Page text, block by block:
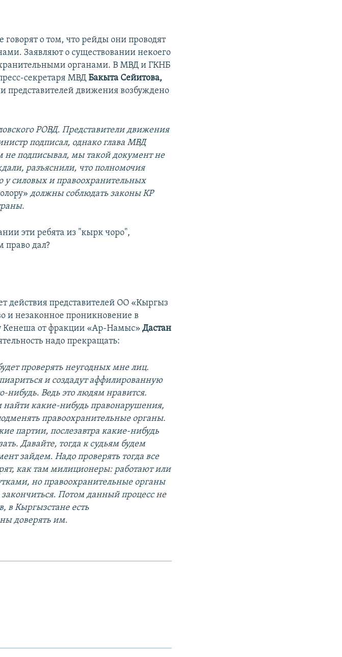
о том, что рейды они проводят
Заявляют о существовании некоего
органами. В МВД и ГКНБ
секретаря МВДБакыта Сейитова,
представителей движения возбуждено
РОВД. Представители движения
подписал, однако глава МВД
подписывал, мы такой документ не
разъяснили, что полномочия
у силовых и правоохранительных
должны соблюдать законы КР
эти ребята из "кырк чоро",
право дал?
действия представителей ОО «Кыргыз
и незаконное проникновение в
Кенеша от фракции «Ар-Намыс»Дастан
надо прекращать:
проверять неугодных мне лиц.
и создадут аффилированную
нибудь. Ведь это людям нравится.
какие-нибудь правонарушения,
правоохранительные органы.
партии, послезавтра какие-нибудь
Давайте, тогда к судьям будем
зайдем. Надо проверять тогда все
как там милиционеры: работают или
но правоохранительные органы
Потом данный процесс не
в Кыргызстане есть
доверять им.